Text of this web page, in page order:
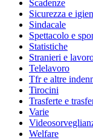
Scadenze
Sicurezza e
Sindacale
Spettacolo e
Statistiche
Stranieri e
Telelavoro
Tfr e altre
Tirocini
Trasferte e
Varie
Welfare